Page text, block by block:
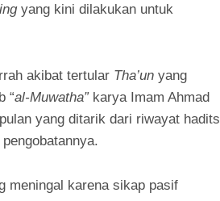
yang kini dilakukan untuk
akibat tertular Tha’un yang
“al-Muwatha”karya Imam Ahmad
yang ditarik dari riwayat hadits
karena sikap pasif